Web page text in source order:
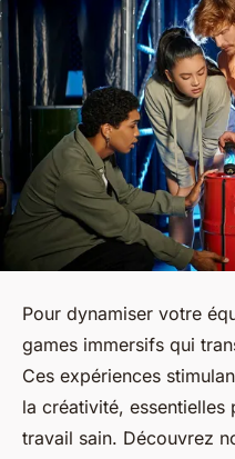
Pour dynamiser votre
games immersifs qui
Ces expériences
la créativité, essentielles
travail sain. Découvrez